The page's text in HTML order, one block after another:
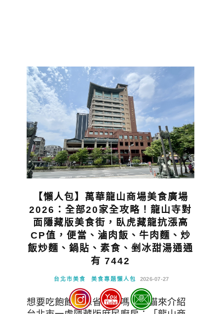
【懶人包】萬華龍山商場美食廣場
2026：全部20家全攻略！龍山寺對
面隱藏版美食街，臥虎藏龍抗漲高
CP值，便當、滷肉飯、牛肉麵、炒
飯炒麵、鍋貼、素食、剉冰甜湯通通
有 7442
台北市美食 美食專題懶人包 2026-07-27
想要吃飽飽又想省荷包嗎？本貓來介紹